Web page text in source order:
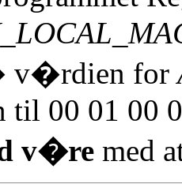
v�rdien for
til 00 01 00
v�re med